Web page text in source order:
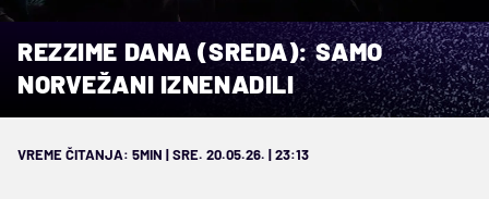
REZZIME DANA (SREDA): SAMO
NORVEŽANI IZNENADILI
VREME ČITANJA: 5MIN | SRE. 20.05.26. | 23:13